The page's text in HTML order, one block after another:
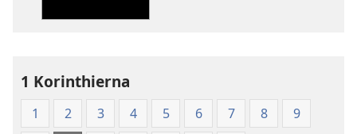
heliga
skrift
heliga
skrift
1 Korinthierna
1 2 3 4 5 6 7 8
9